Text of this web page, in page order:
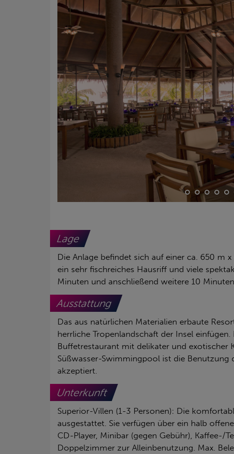
Lage
Die Anlage befindet sich auf einer ca. 650 m
ein sehr fischreiches Hausriff und viele
Minuten und anschließend weitere 10
Ausstattung
Das aus natürlichen Materialien erbaute
herrliche Tropenlandschaft der Insel
Buffetrestaurant mit delikater und exotischer
Süßwasser-Swimmingpool ist die Benutzung
akzeptiert.
Unterkunft
Superior-Villen (1-3 Personen): Die
ausgestattet. Sie verfügen über ein halb
CD-Player, Minibar (gegen Gebühr), Kaffee-/
Doppelzimmer zur Alleinbenutzung. Max.